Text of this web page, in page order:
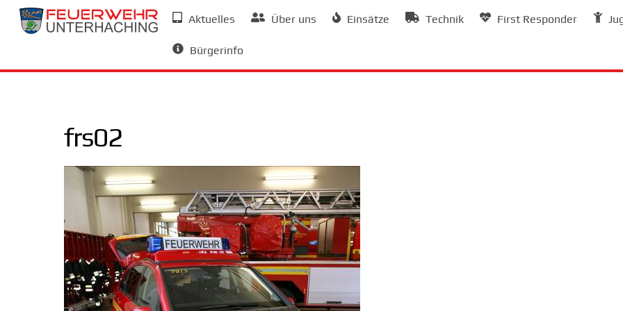
Skip
Aktuelles Über uns Einsätze Technik First Responder
Bürgerinfo
frs02